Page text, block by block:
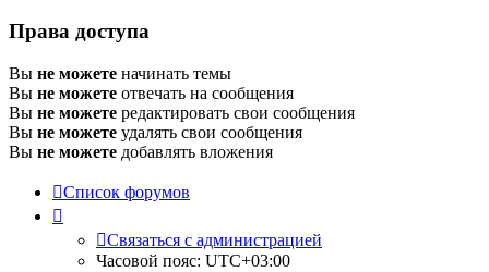
Права доступа
Вы не можете начинать темы
Вы не можете отвечать на сообщения
Вы не можете редактировать свои сообщения
Вы не можете удалять свои сообщения
Вы не можете добавлять вложения
Список форумов
Связаться с администрацией
Часовой пояс: UTC+03:00